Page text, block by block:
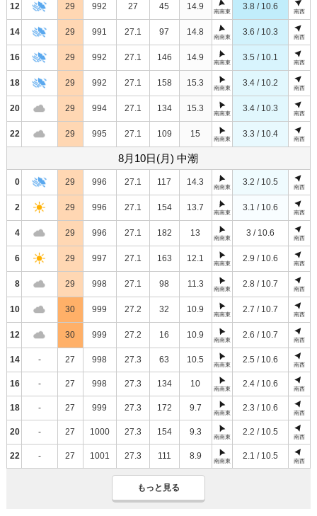
12 29 992 27 45 14.9
南南東
3.8 / 10.6
南西
14 29 991 27.1 97 14.8
南南東
3.6 / 10.3
南西
16 29 992 27.1 146 14.9
南南東
3.5 / 10.1
南西
18 29 992 27.1 158 15.3
南南東
3.4 / 10.2
南西
20 29 994 27.1 134 15.3
南南東
3.4 / 10.3
南西
22 29 995 27.1 109 15
南南東
3.3 / 10.4
南西
8月10日(月) 中潮
0 29 996 27.1 117 14.3
南南東
3.2 / 10.5
南西
2 29 996 27.1 154 13.7
南南東
3.1 / 10.6
南西
4 29 996 27.1 182 13
南南東
3 / 10.6
南西
6 29 997 27.1 163 12.1
南南東
2.9 / 10.6
南西
8 29 998 27.1 98 11.3
南南東
2.8 / 10.7
南西
10 30 999 27.2 32 10.9
南南東
2.7 / 10.7
南西
12 30 999 27.2 16 10.9
南南東
2.6 / 10.7
南西
14 - 27 998 27.3 63 10.5
南南東
2.5 / 10.6
南西
16 - 27 998 27.3 134 10
南南東
2.4 / 10.6
南西
18 - 27 999 27.3 172 9.7
南南東
2.3 / 10.6
南西
20 - 27 1000 27.3 154 9.3
南南東
2.2 / 10.5
南西
22 - 27 1001 27.3 111 8.9
南南東
2.1 / 10.5
南西
もっと見る